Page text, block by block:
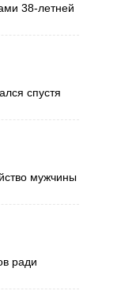
38-летней
спустя
мужчины
ради